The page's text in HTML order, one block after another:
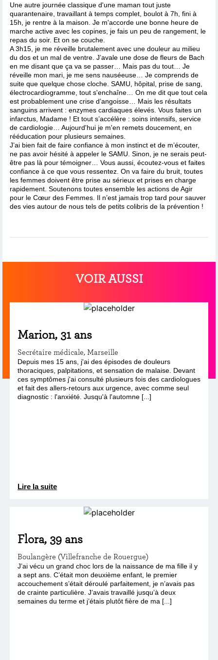
Une autre journée classique d'une maman tout juste
quarantenaire, travaillant à temps complet, boulot à 7h, fini à
15h, je rentre à la maison. Je m'accorde une bonne heure de
marche active avec les copines, je fais un peu de rangement, le
repas du soir. Et on se couche.
A 3h15, je me réveille brutalement avec une douleur au milieu
du dos et un mal de ventre. J’avale une dose de fleurs de Bach
en me disant que ça va se passer… Mais pas du tout… Je
réveille mon mari, je me sens nauséeuse… Je comprends de
suite que quelque chose cloche. SAMU, hôpital, prise de sang,
électrocardiogramme, tout s'enchaîne… On me dit que tout cela
est probablement une crise d’angoisse… Mais les résultats
sanguins arrivent : enzymes cardiaques élevés. Vous faites un
infarctus, Madame ! Et tout s’accélère : soins intensifs, service
de cardiologie… Aujourd'hui je m'en remets doucement, en
rééducation pour plusieurs semaines.
J’ai bien fait de faire confiance à mon instinct et de m’écouter,
ne pas avoir hésité à appeler le SAMU. Sinon, je ne serais peut-
être pas là pour témoigner… Vous aussi, écoutez-vous et faites
confiance à ce que vous ressentez. On va faire du bruit, toutes
les femmes doivent être prise au sérieux et prises en charge
rapidement. Soutenons toutes ensemble les actions de Agir
pour le Cœur des Femmes. Il n’est jamais trop tard pour sauver
des vies autour de nous tels de petits colibris de la prévention !
VOIR AUSSI
Marion, 31 ans
Secrétaire médicale, Marseille
Depuis mes 15 ans, j'ai des épisodes de douleurs
thoraciques, palpitations, et sensation de malaise. Devant
ces symptômes j'ai consulté plusieurs fois des cardiologues
et fait des allers-retours aux urgence, avec comme seul
diagnostic : l'anxiété. Jusqu'à l'automne [...]
Lire la suite
Flora, 39 ans
Boulangère (Villefranche de Rouergue)
J’ai vécu un grand choc lors de la naissance de ma fille il y
a sept ans. C’était mon deuxième enfant, le premier
accouchement s’était déroulé parfaitement, je n’avais pas
de crainte particulière. J’avais travaillé jusqu’à deux
semaines du terme et j’étais plutôt fière de ma [...]